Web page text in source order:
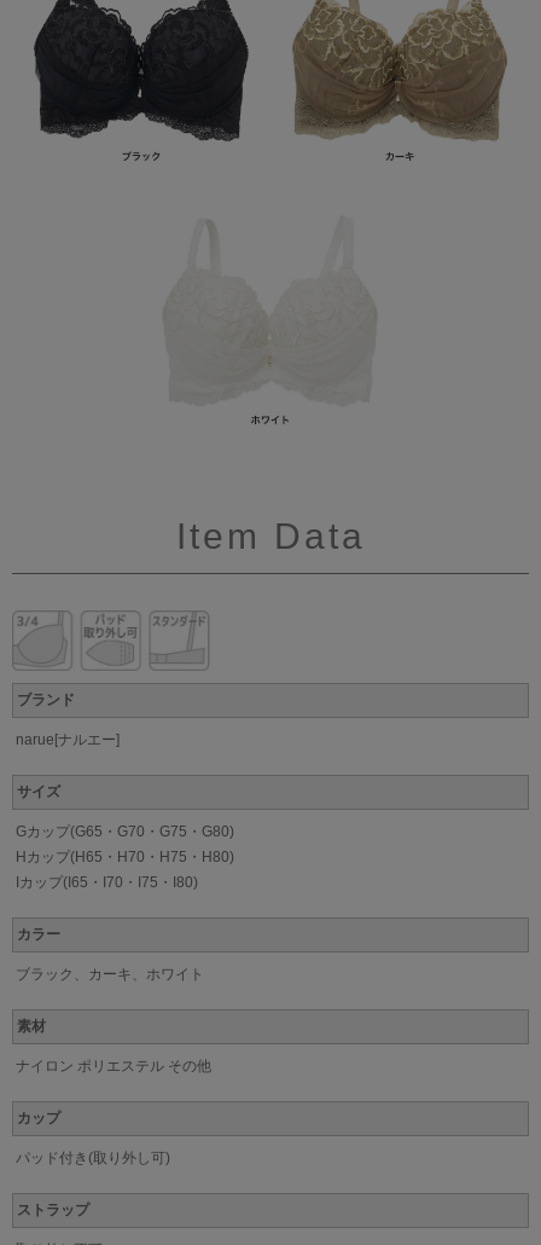
Item Data
ブランド
narue[ナルエー]
サイズ
Gカップ(G65・G70・G75・G80)
Hカップ(H65・H70・H75・H80)
Iカップ(I65・I70・I75・I80)
カラー
ブラック、カーキ、ホワイト
素材
ナイロン ポリエステル その他
カップ
パッド付き(取り外し可)
ストラップ